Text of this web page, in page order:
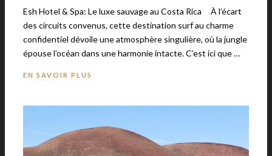
Esh Hotel & Spa: Le luxe sauvage au Costa Rica À l’écart
des circuits convenus, cette destination surf au charme
confidentiel dévoile une atmosphère singulière, où la jungle
épouse l’océan dans une harmonie intacte. C’est ici que …
EN SAVOIR PLUS